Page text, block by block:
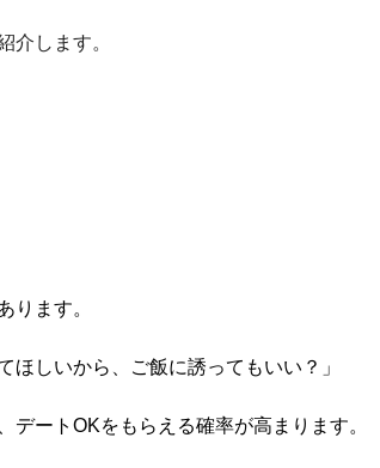
介します。
ります。
ほしいから、ご飯に誘ってもいい？」
ートOKをもらえる確率が高まります。